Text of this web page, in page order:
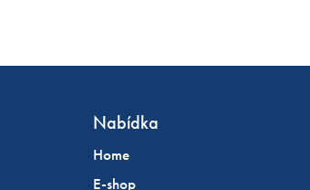
Nabídka
Home
E-shop